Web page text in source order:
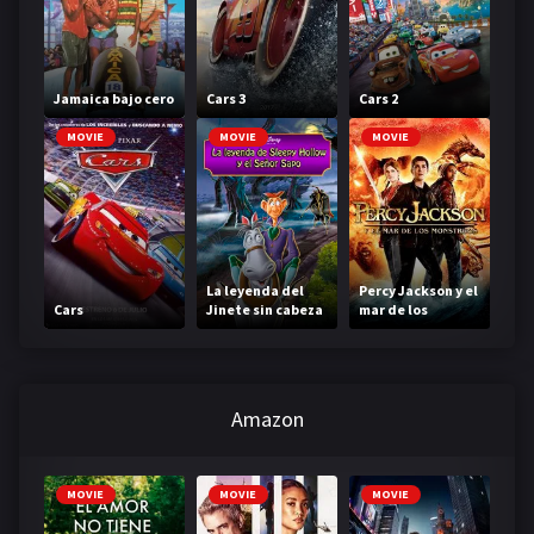
Jamaica bajo cero Cars 3 Cars 2
MOVIE
Cars
MOVIE
La leyenda del
Jinete sin cabeza
MOVIE
Percy Jackson y el
mar de los
monstruos
Amazon
MOVIE MOVIE MOVIE